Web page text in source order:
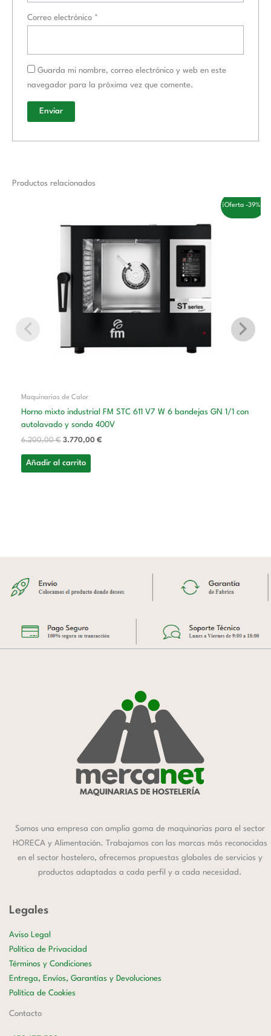
Correo electrónico *
Guarda mi nombre, correo electrónico y web en este
navegador para la próxima vez que comente.
Productos relacionados
¡Oferta -39%!
Maquinarias de Calor
Horno mixto industrial FM STC 611 V7 W 6 bandejas GN 1/1 con
autolavado y sonda 400V
6.200,00€
6.200,00 €.
3.770,00 €
3.770,00 €.
Añadir al carrito
Somos una empresa con amplia gama de maquinarias para el sector
HORECA y Alimentación. Trabajamos con las marcas más reconocidas
en el sector hostelero, ofrecemos propuestas globales de servicios y
productos adaptadas a cada perfil y a cada necesidad.
Legales
Aviso Legal
Política de Privacidad
Términos y Condiciones
Entrega, Envíos, Garantías y Devoluciones
Política de Cookies
Contacto